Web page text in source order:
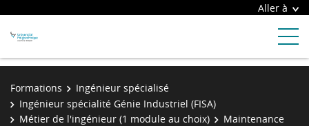
Aller à
Formations
Ingénieur spécialisé
Ingénieur spécialité Génie Industriel (FISA)
Métier de l'ingénieur (1 module au choix)
Maintenance